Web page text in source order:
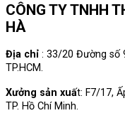
CÔNG TY TNHH
HÀ
Địa chỉ : 33/20 Đường số
TP.HCM.
Xưởng sản xuất: F7/17,
TP. Hồ Chí Minh.